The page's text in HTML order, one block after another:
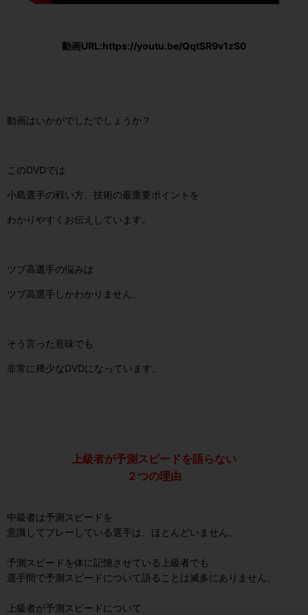
動画URL:https://youtu.be/QqtSR9v1zS0
動画はいかがでしたでしょうか？
このDVDでは
小島選手の戦い方、技術の最重要ポイントを
わかりやすくお伝えしています。
ツブ高選手の悩みは
ツブ高選手しかわかりません。
そう言った意味でも
非常に稀少なDVDになっています。
上級者が予測スピードを語らない
２つの理由
中級者は予測スピードを
意識してプレーしている選手は、ほとんどいません。
予測スピードを体に記憶させている上級者でも
選手間で予測スピードについて語ることは滅多にありません。
上級者が予測スピードについて